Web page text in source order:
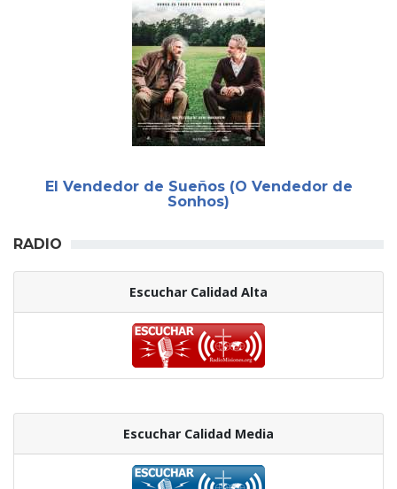
El Vendedor de Sueños (O Vendedor de
Sonhos)
RADIO
Escuchar Calidad Alta
Escuchar Calidad Media